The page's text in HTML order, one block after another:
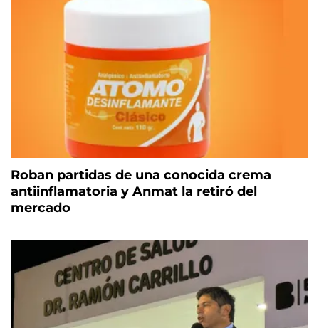
Roban partidas de una conocida crema
antiinflamatoria y Anmat la retiró del
mercado